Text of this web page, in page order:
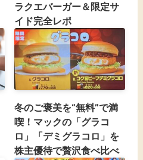
ラクエバーガー＆限定サ
イド完全レポ
冬のご褒美を“無料”で満
喫！マックの「グラコ
ロ」「デミグラコロ」を
株主優待で贅沢食べ比べ